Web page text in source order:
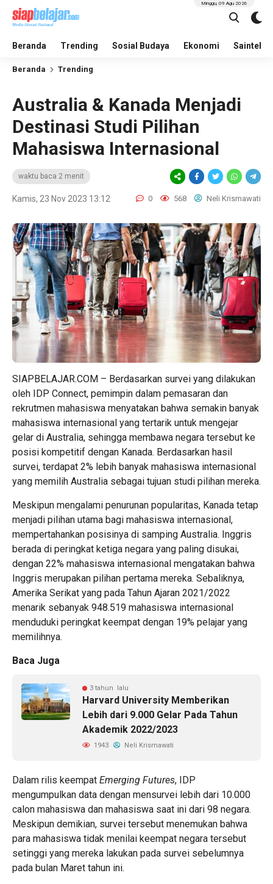
Beranda Trending Sosial Budaya Ekonomi Saintek
Minggu, 09 Agu 2026
Beranda Trending
Australia & Kanada Menjadi
Destinasi Studi Pilihan
Mahasiswa Internasional
waktu baca 2 menit
Kamis, 23 Nov 2023 13:12 0 568 Neli Krismawati
SIAPBELAJAR.COM – Berdasarkan survei yang dilakukan
oleh IDP Connect, pemimpin dalam pemasaran dan
rekrutmen mahasiswa menyatakan bahwa semakin banyak
mahasiswa internasional yang tertarik untuk mengejar
gelar di Australia, sehingga membawa negara tersebut ke
posisi kompetitif dengan Kanada. Berdasarkan hasil
survei, terdapat 2% lebih banyak mahasiswa internasional
yang memilih Australia sebagai tujuan studi pilihan mereka.
Meskipun mengalami penurunan popularitas, Kanada tetap
menjadi pilihan utama bagi mahasiswa internasional,
mempertahankan posisinya di samping Australia. Inggris
berada di peringkat ketiga negara yang paling disukai,
dengan 22% mahasiswa internasional mengatakan bahwa
Inggris merupakan pilihan pertama mereka. Sebaliknya,
Amerika Serikat yang pada Tahun Ajaran 2021/2022
menarik sebanyak 948.519 mahasiswa internasional
menduduki peringkat keempat dengan 19% pelajar yang
memilihnya.
Baca Juga
3 tahun lalu
Harvard University Memberikan
Lebih dari 9.000 Gelar Pada Tahun
Akademik 2022/2023
1943 Neli Krismawati
Dalam rilis keempat Emerging Futures, IDP
mengumpulkan data dengan mensurvei lebih dari 10.000
calon mahasiswa dan mahasiswa saat ini dari 98 negara.
Meskipun demikian, survei tersebut menemukan bahwa
para mahasiswa tidak menilai keempat negara tersebut
setinggi yang mereka lakukan pada survei sebelumnya
pada bulan Maret tahun ini.